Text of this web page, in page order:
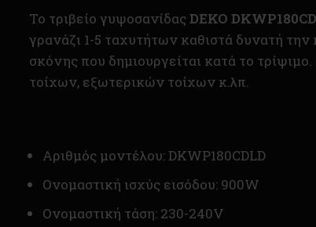
Το τριβείο γυψοσανίδαςDEKO
γρανάζι 1-5 ταχυτήτων καθιστά δυνατή
σκόνης που δημιουργείται κατά το
τοίχων, εξωτερικών τοίχων κ.λπ.
Αριθμός μοντέλου: DKWP180CDLD
Ονομαστική ισχύς εισόδου: 900W
Ονομαστική τάση: 230-240V